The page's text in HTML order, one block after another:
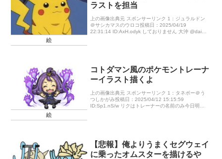
絵
ラストを担当
上の画像出典元 スポンサーリンク 1：ジュラルドン
＠サシカマスのウロコ投稿日：2025/04/19
22:31:14 ID:AxH.odyk しておりません 大沖 @daioki
絵
コトダマン風のポケモントレーナ
ーイラスト描くよ
上の画像出典元 スポンサーリンク 1：タネボー＠う
つしかがみ投稿日：2025/04/12 15:15:59
ID:Sp1.nS/w リクはトレーナーの名前のみ今日明日
【悲報】俺よりうまくセグウェイ
に乗ったオムスターを描けるや